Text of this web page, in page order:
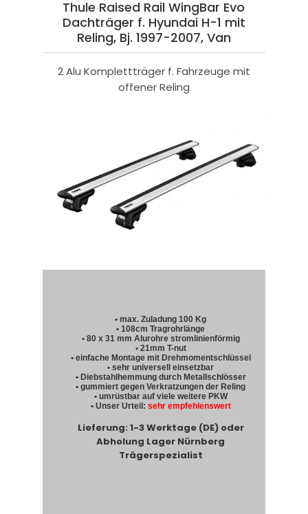
Thule Raised Rail WingBar Evo
Dachträger f. Hyundai H-1 mit
Reling, Bj. 1997-2007, Van
2 Alu Komplettträger f. Fahrzeuge mit
offener Reling
• max. Zuladung 100 Kg
• 108cm Tragrohrlänge
• 80 x 31 mm Alurohre stromlinienförmig
• 21mm T-nut
• einfache Montage mit Drehmomentschlüssel
• sehr universell einsetzbar
• Diebstahlhemmung durch Metallschlösser
• gummiert gegen Verkratzungen der Reling
• umrüstbar auf viele weitere PKW
• Unser Urteil: sehr empfehlenswert
Lieferung: 1-3 Werktage (DE) oder
Abholung Lager Nürnberg
Trägerspezialist